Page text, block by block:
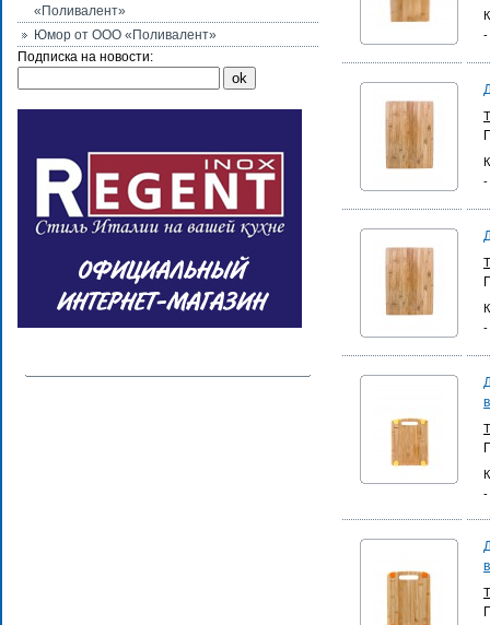
«Поливалент»
Юмор от ООО «Поливалент»
Подписка на новости:
-
-
-
-